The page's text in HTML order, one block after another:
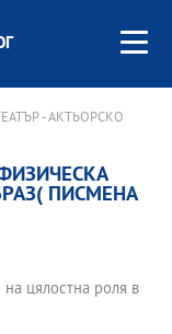
- АКТЬОРСКО
ПИСМЕНА
цялостна роля в